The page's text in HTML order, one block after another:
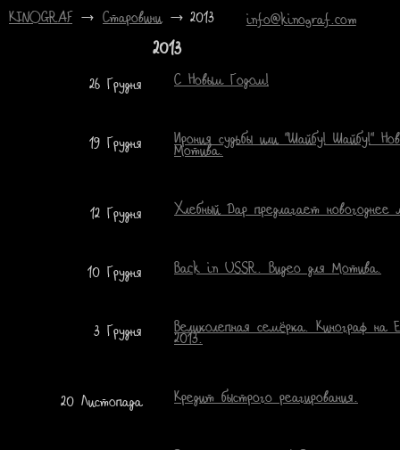
KINOGRAF → Старовини → 2013 info@kinograf.com
2013
26 Грудня С Новым Годом!
19 Грудня
Ирония судьбы или "Шайбу! Шайбу!"
Мотива.
12 Грудня Хлебный Дар предлагает новогоднее
10 Грудня Back in USSR. Видео для Мотива.
3 Грудня
Великолепная семёрка. Кинограф
2013.
20 Листопада Кредит быстрого реагирования.